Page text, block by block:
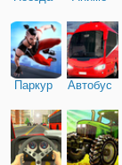
Паркур Автобус